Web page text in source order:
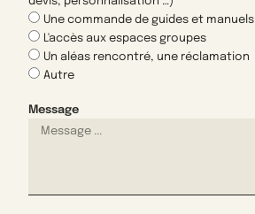
Une commande de guides et manuels
L'accès aux espaces groupes
Un aléas rencontré, une réclamation
Autre
Message